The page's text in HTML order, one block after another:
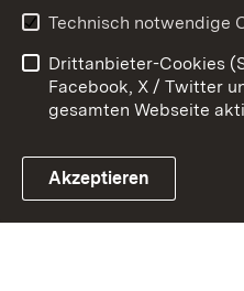
Link zum Landesportal
Impressum
Technisch notwendige
Drittanbieter-Cookies
Facebook, X / Twitter
gesamten Webseite
Akzeptieren